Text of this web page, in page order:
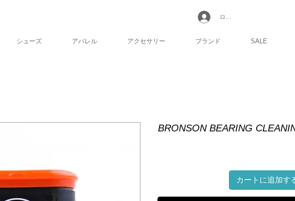
シューズ アパレル アクセサリー ブランド SALE
ログイン
BRONSON BEARING
カートに追加す